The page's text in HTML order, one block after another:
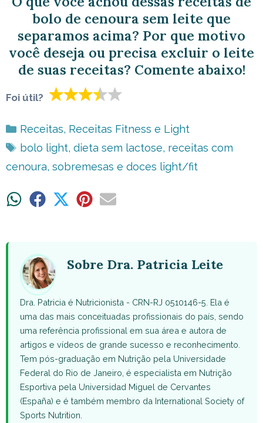
bolo de cenoura sem leite que
separamos acima? Por que motivo
você deseja ou precisa excluir o leite
de suas receitas? Comente abaixo!
Foi útil?
Categorias
Receitas, Receitas Fitness e Light
Tags
bolo light, dieta sem lactose, receitas com
cenoura, sobremesas e doces light/fit
ShareShare ShareShareShare
Sobre Dra. Patricia Leite
Dra. Patricia é Nutricionista - CRN-RJ 0510146-5. Ela é
uma das mais conceituadas profissionais do país, sendo
uma referência profissional em sua área e autora de
artigos e vídeos de grande sucesso e reconhecimento.
Tem pós-graduação em Nutrição pela Universidade
Federal do Rio de Janeiro, é especialista em Nutrição
Esportiva pela Universidad Miguel de Cervantes
(España) e é também membro da International Society of
Sports Nutrition.